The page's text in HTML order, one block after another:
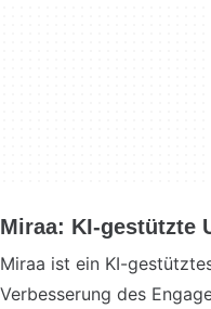
Miraa: KI-gestützte
Miraa ist ein KI-
Verbesserung des